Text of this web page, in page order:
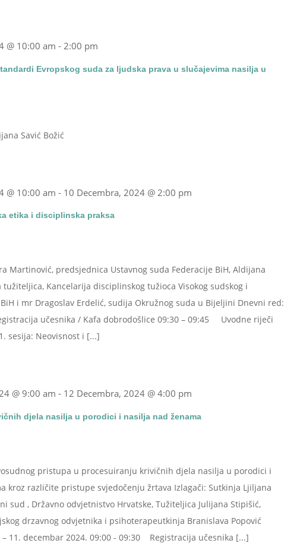
Evropskog suda za ljudska prava u slučajevima nasilja u
@ 10:00 am -2:00 pm
Savić Božić
etika i disciplinska praksa
@ 10:00 am - 10 Decembra, 2024 @ 2:00 pm
Martinović, predsjednica Ustavnog suda Federacije BiH, Aldijana
tužiteljica, Kancelarija disciplinskog tužioca Visokog sudskog i
i mr Dragoslav Erdelić, sudija Okružnog suda u Bijeljini Dnevni red:
učesnika / Kafa dobrodošlice 09:30 – 09:45 Uvodne riječi
Neovisnost i [...]
djela nasilja u porodici i nasilja nad ženama
@ 9:00 am - 12 Decembra, 2024 @ 4:00 pm
pristupa u procesuiranju krivičnih djela nasilja u porodici i
kroz različite pristupe svjedočenju žrtava Izlagači: Sutkinja Ljiljana
sud , Državno odvjetnistvo Hrvatske, Tužiteljica Julijana Stipišić,
drzavnog odvjetnika i psihoterapeutkinja Branislava Popović
11. decembar 2024. 09:00 - 09:30 Registracija učesnika [...]